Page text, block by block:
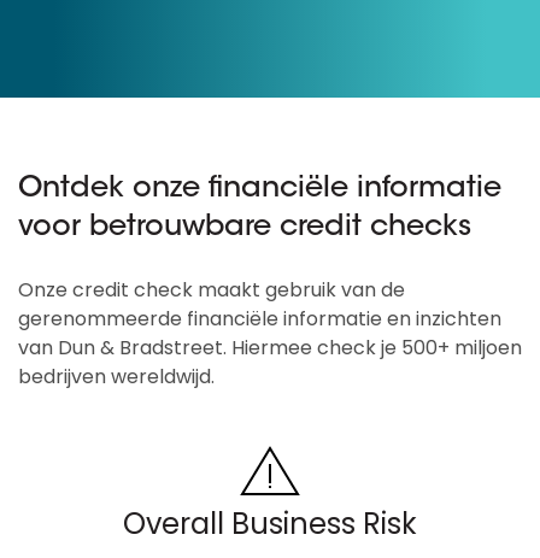
Ontdek onze financiële informatie
voor betrouwbare credit checks
Onze credit check maakt gebruik van de
gerenommeerde financiële informatie en inzichten
van Dun & Bradstreet. Hiermee check je 500+ miljoen
bedrijven wereldwijd.
Overall Business Risk